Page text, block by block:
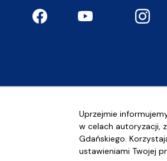
Uprzejmie
w celach autoryzacji,
Gdańskiego.
ustawieniami Twojej